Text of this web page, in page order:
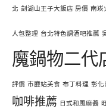
北 劍湖山王子大飯店 房價 南崁
人包整理 台北特色調酒吧推薦
魔鍋物二代
評價 市廳站美食 布丁料理 彰化
咖啡推薦 日式和風麻醬